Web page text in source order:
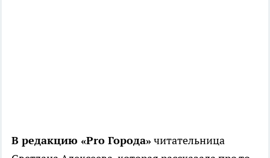
В редакцию «Pro Города» читательница